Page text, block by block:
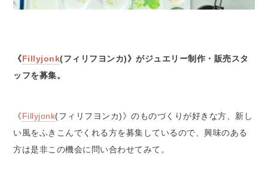
《Fillyjonk(フィリフヨンカ)》がジュエリー制作・販売スタ
ッフを募集。
《Fillyjonk(フィリフヨンカ)》のものづくりが好きな方、新し
い風をふきこんでくれる方を募集しているので、興味のある
方は是非この機会に問い合わせてみて。